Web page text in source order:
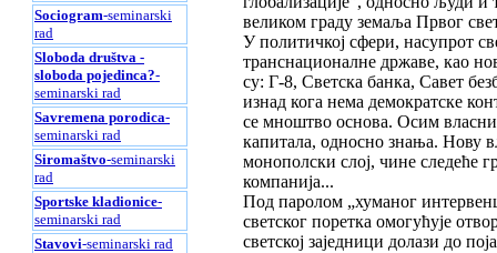
Sociogram-seminarski
rad
Sloboda društva -
sloboda pojedinca?-
seminarski rad
Savremena porodica-
seminarski rad
Siromaštvo-seminarski
rad
Sportske kladionice-
seminarski rad
Stavovi-seminarski rad
великом граду земаља Првог
У политичкој сфери, насупрот
транснационалне државе, као
су: Г-8, Светска банка, Савет
изнад кога нема демократске
се мноштво основа. Осим
капитала, односно знања. Нову
монополски слој, чине следеће
компанија...
Под паролом „хуманог
светског поретка омогућује
светској заједници долази до